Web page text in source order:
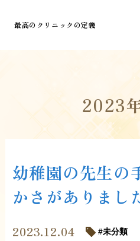
最高のクリニックの定義
2023
幼稚園の先生の
かさがありまし
2023.12.04 未分類